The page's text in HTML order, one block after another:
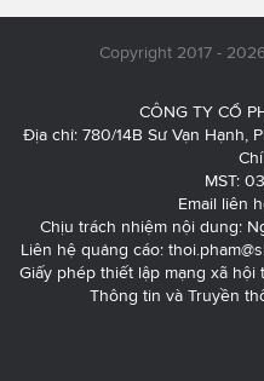
Copyright 2017 -
CÔNG TY CỔ
Địa chỉ: 780/14B Sư Vạn Hạnh,
MST:
Email liên
Chịu trách nhiệm nội dung:
Liên hệ quảng cáo:
Giấy phép thiết lập mạng xã hội
Thông tin và Truyền